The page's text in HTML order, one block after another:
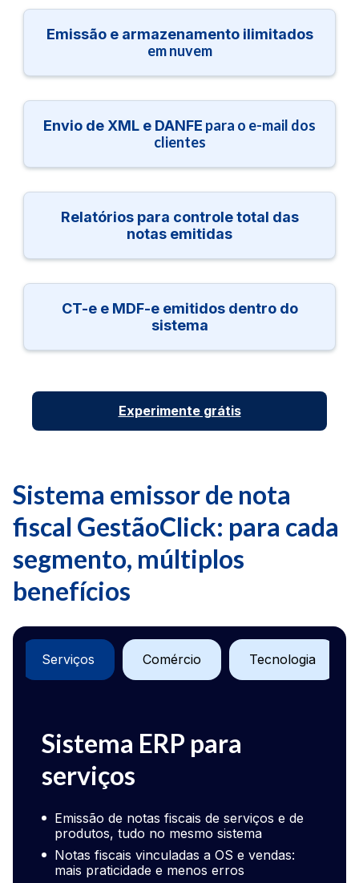
Emissão e armazenamento ilimitados
em nuvem
Envio de XML e DANFE para o e-mail dos
clientes
Relatórios para controle total das
notas emitidas
CT-e e MDF-e emitidos dentro do
sistema
Experimente grátis
Sistema emissor de nota
fiscal GestãoClick: para cada
segmento, múltiplos
benefícios
Serviços Comércio Tecnologia
Sistema ERP para
serviços
Emissão de notas fiscais de serviços e de
produtos, tudo no mesmo sistema
Notas fiscais vinculadas a OS e vendas:
mais praticidade e menos erros